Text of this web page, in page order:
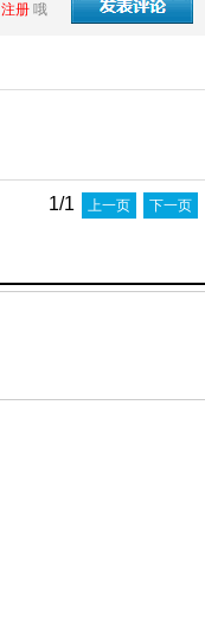
注册 哦
1/1 上一页 下一页